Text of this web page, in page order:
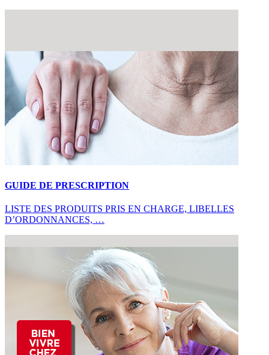
GUIDE DE PRESCRIPTION
LISTE DES PRODUITS PRIS EN CHARGE, LIBELLES
D’ORDONNANCES, …